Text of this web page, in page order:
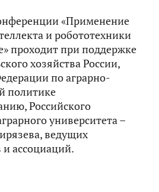
«Применение
и робототехники
проходит при поддержке
хозяйства России,
по аграрно-
политике
Российского
университета –
ведущих
ассоциаций.